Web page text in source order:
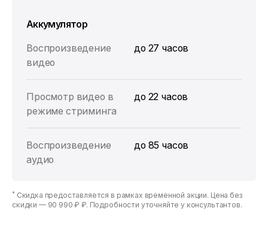
Аккумулятор
Воспроизведение
видео
до 27 часов
Просмотр видео в
режиме стриминга
до 22 часов
Воспроизведение
аудио
до 85 часов
* Скидка предоставляется в рамках временной акции. Цена без
скидки — 90 990 ₽ ₽. Подробности уточняйте у консультантов.